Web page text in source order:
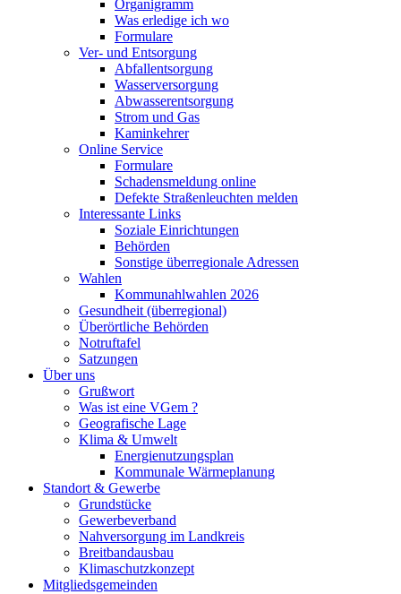
Organigramm
Was erledige ich wo
Formulare
Ver- und Entsorgung
Abfallentsorgung
Wasserversorgung
Abwasserentsorgung
Strom und Gas
Kaminkehrer
Online Service
Formulare
Schadensmeldung online
Defekte Straßenleuchten melden
Interessante Links
Soziale Einrichtungen
Behörden
Sonstige überregionale Adressen
Wahlen
Kommunahlwahlen 2026
Gesundheit (überregional)
Überörtliche Behörden
Notruftafel
Satzungen
Über uns
Grußwort
Was ist eine VGem ?
Geografische Lage
Klima & Umwelt
Energienutzungsplan
Kommunale Wärmeplanung
Standort & Gewerbe
Grundstücke
Gewerbeverband
Nahversorgung im Landkreis
Breitbandausbau
Klimaschutzkonzept
Mitgliedsgemeinden